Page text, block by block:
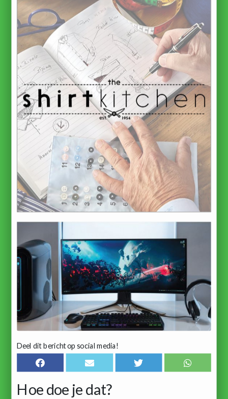
Deel dit bericht op social media!
Hoe doe je dat?